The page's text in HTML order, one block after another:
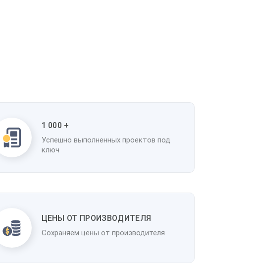
1 000 +
Успешно выполненных проектов под
ключ
ЦЕНЫ ОТ ПРОИЗВОДИТЕЛЯ
Сохраняем цены от производителя